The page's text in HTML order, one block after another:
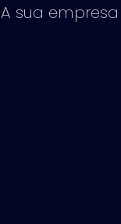
A sua